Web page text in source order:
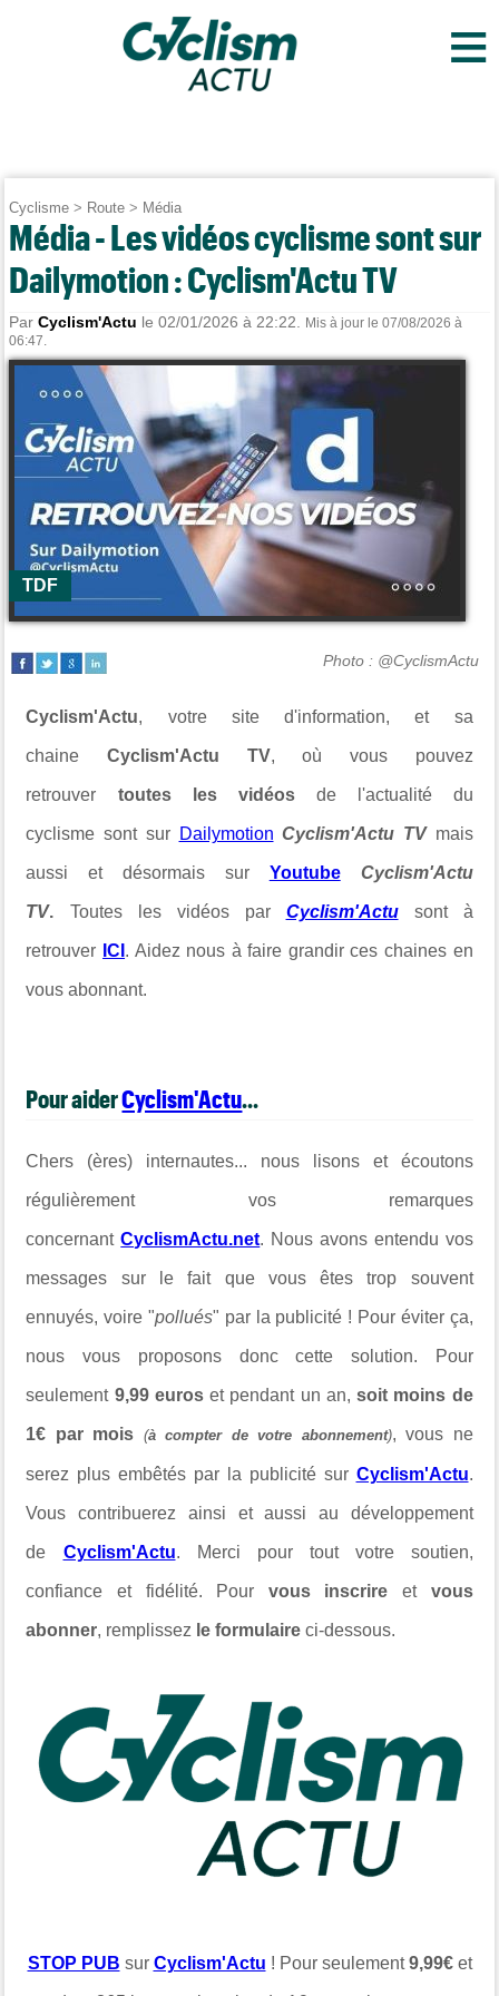
≡
Cyclisme > Route > Média
Média - Les vidéos cyclisme sont sur
Dailymotion : Cyclism'Actu TV
ParCyclism'Actu le 02/01/2026 à 22:22.
Mis à jour le 07/08/2026 à
06:47.
TDF
Photo : @CyclismActu
Cyclism'Actu, votre site d'information, et sa
chaineCyclism'Actu TV, où vous pouvez
retrouver toutes les vidéos de l'actualité du
cyclisme sont sur Dailymotion Cyclism'Actu TV mais
aussi et désormais sur Youtube Cyclism'Actu
TV. Toutes les vidéos par Cyclism'Actu sont à
retrouver ICI . Aidez nous à faire grandir ces chaines en
vous abonnant.
Pour aiderCyclism'Actu...
Chers (ères) internautes... nous lisons et écoutons
régulièrement vos remarques
concernantCyclismActu.net. Nous avons entendu vos
messages sur le fait que vous êtes trop souvent
ennuyés, voire "pollués" par la publicité ! Pour éviter ça,
nous vous proposons donc cette solution. Pour
seulement 9,99 euroset pendant un an,soit moins de
1€ par mois (à compter de votre abonnement), vous ne
serez plus embêtés par la publicité sur Cyclism'Actu.
Vous contribuerez ainsi et aussi au développement
de Cyclism'Actu. Merci pour tout votre soutien,
confiance et fidélité. Pour vous inscrire etvous
abonner, remplissez le formulaireci-dessous.
STOP PUB sur Cyclism'Actu ! Pour seulement9,99€et